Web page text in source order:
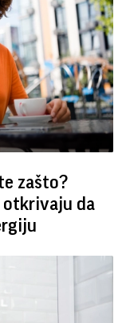
zašto?
otkrivaju da